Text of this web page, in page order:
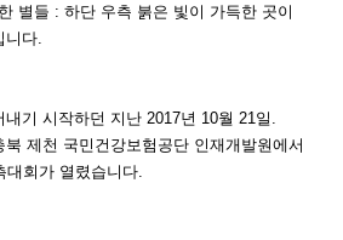
별들 : 하단 우측 붉은 빛이 가득한 곳이
다.
기 시작하던 지난 2017년 10월 21일.
제천 국민건강보험공단 인재개발원에서
회가 열렸습니다.